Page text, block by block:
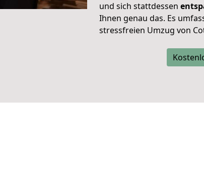
und sich stattdessen
Ihnen genau das. Es
stressfreien Umzug von